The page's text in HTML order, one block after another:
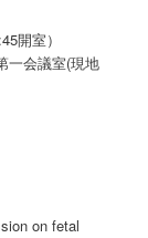
開室）
一会議室(現地
on fetal